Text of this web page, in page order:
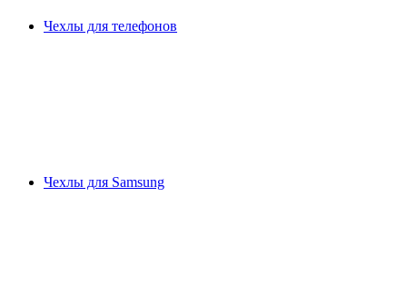
Чехлы для телефонов
Чехлы для Samsung